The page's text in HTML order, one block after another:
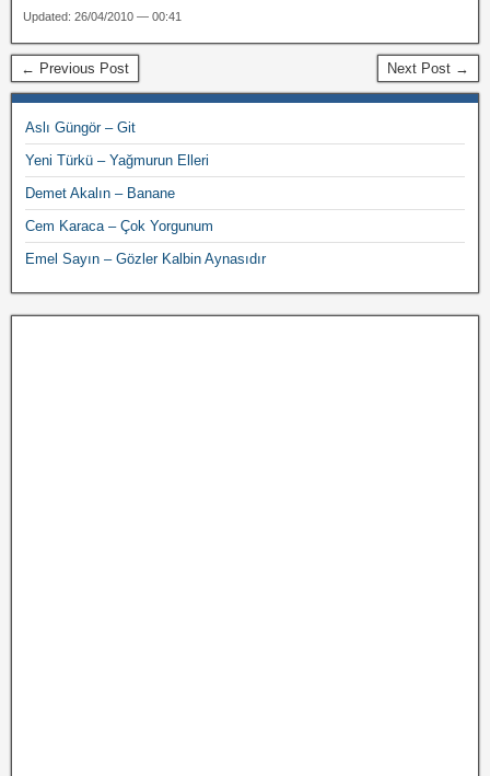
Updated: 26/04/2010 — 00:41
← Previous Post Next Post →
Aslı Güngör – Git
Yeni Türkü – Yağmurun Elleri
Demet Akalın – Banane
Cem Karaca – Çok Yorgunum
Emel Sayın – Gözler Kalbin Aynasıdır